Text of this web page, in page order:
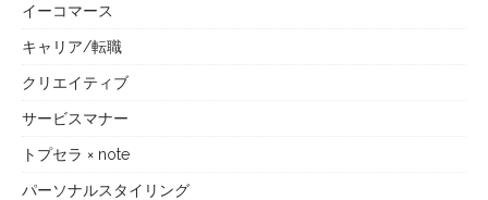
イーコマース
キャリア/転職
クリエイティブ
サービスマナー
トプセラ × note
パーソナルスタイリング